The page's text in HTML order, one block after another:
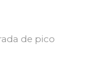
de pico